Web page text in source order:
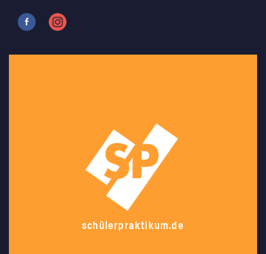
schülerpraktikum.de